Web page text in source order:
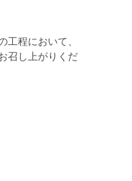
程において、
召し上がりくだ